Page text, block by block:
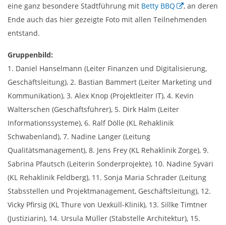
eine ganz besondere Stadtführung mit Betty BBQ
, an deren
Ende auch das hier gezeigte Foto mit allen Teilnehmenden
entstand.
Gruppenbild:
1. Daniel Hanselmann (Leiter Finanzen und Digitalisierung,
Geschäftsleitung), 2. Bastian Bammert (Leiter Marketing und
Kommunikation), 3. Alex Knop (Projektleiter IT), 4. Kevin
Walterschen (Geschäftsführer), 5. Dirk Halm (Leiter
Informationssysteme), 6. Ralf Dölle (KL Rehaklinik
Schwabenland), 7. Nadine Langer (Leitung
Qualitätsmanagement), 8. Jens Frey (KL Rehaklinik Zorge), 9.
Sabrina Pfautsch (Leiterin Sonderprojekte), 10. Nadine Syväri
(KL Rehaklinik Feldberg), 11. Sonja Maria Schrader (Leitung
Stabsstellen und Projektmanagement, Geschäftsleitung), 12.
Vicky Pfirsig (KL Thure von Uexküll-Klinik), 13. Sillke Timtner
(Justiziarin), 14. Ursula Müller (Stabstelle Architektur), 15.